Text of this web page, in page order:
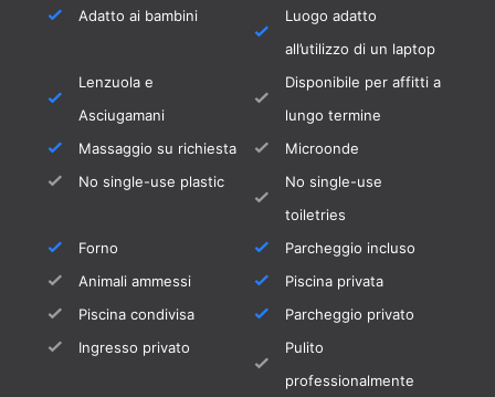
elettricamente fino a 28 gradi con un
supplemento di 20€ al giorno.
Vi preghiamo di ordinarlo al momento della
prenotazione, in modo che la piscina sia già
alla giusta temperatura al vostro arrivo.
La casa è una casa per non fumatori.
Naturalmente siete invitati a fumare
all'esterno.
Questa villa è la vostra casa ideale per le
vacanze se apprezzate l'arredamento di lusso,
la comodità di brevi distanze a piedi o in taxi,
ma non volete vivere nella frenesia di un
Adatto ai bambini
Luogo adatto
all’utilizzo di un laptop
Lenzuola e
Asciugamani
Disponibile per affitti a
lungo termine
Massaggio su richiesta
Microonde
No single-use plastic
No single-use
toiletries
Forno
Parcheggio incluso
Animali ammessi
Piscina privata
Piscina condivisa
Parcheggio privato
Ingresso privato
Pulito
professionalmente